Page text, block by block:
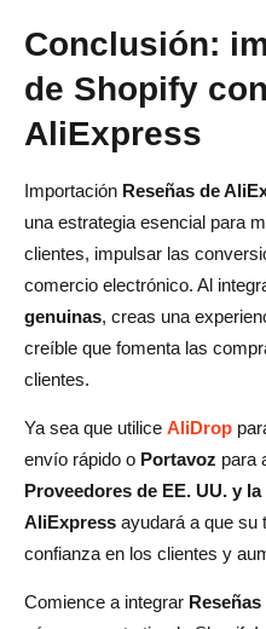
Conclusión:
de Shopify
AliExpress
Importación Reseñas de
una estrategia esencial para
clientes, impulsar las
comercio electrónico. Al
genuinas, creas una
creíble que fomenta las
clientes.
Ya sea que utilice AliDrop
envío rápido o Portavoz para
Proveedores de EE. UU. y la
AliExpress ayudará a que su
confianza en los clientes y
Comience a integrar